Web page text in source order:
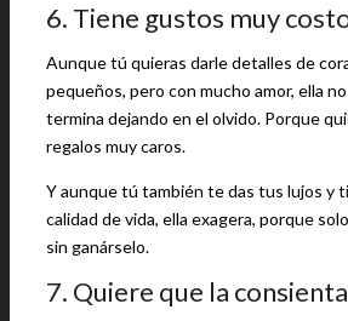
6. Tiene gustos muy
Aunque tú quieras darle detalles de
pequeños, pero con mucho amor, ella
termina dejando en el olvido. Porque
regalos muy caros.
Y aunque tú también te das tus lujos y
calidad de vida, ella exagera, porque
sin ganárselo.
7. Quiere que la